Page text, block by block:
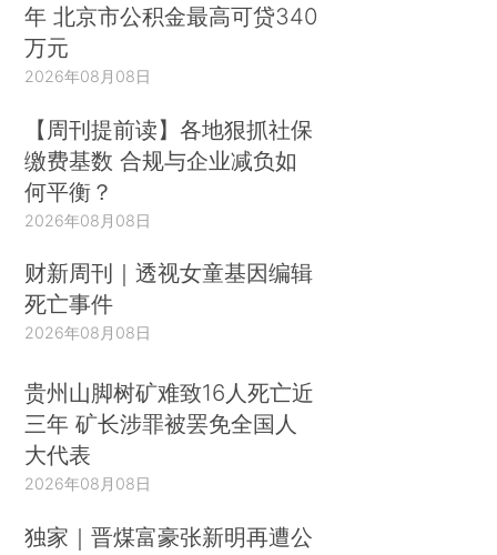
年 北京市公积金最高可贷340
万元
2026年08月08日
【周刊提前读】各地狠抓社保
缴费基数 合规与企业减负如
何平衡？
2026年08月08日
财新周刊｜透视女童基因编辑
死亡事件
2026年08月08日
贵州山脚树矿难致16人死亡近
三年 矿长涉罪被罢免全国人
大代表
2026年08月08日
独家｜晋煤富豪张新明再遭公